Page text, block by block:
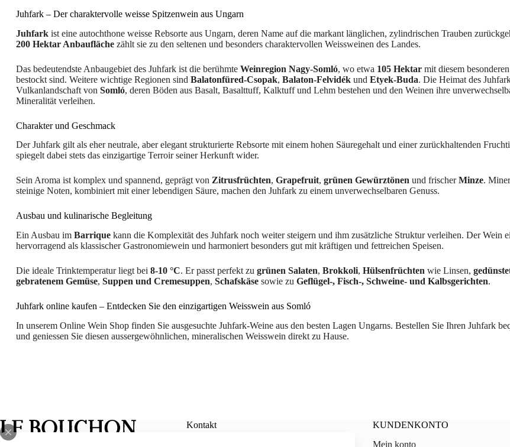
Juhfark – Der charaktervolle weisse Spitzenwein aus Ungarn
Juhfarkist eine autochthone weisse Rebsorte aus Ungarn, deren Name auf die markant länglichen, zylindrischen Trauben
200 Hektar Anbauflächezählt sie zu den seltenen und besonders charaktervollen Weissweinen des Landes.
Das bedeutendste Anbaugebiet des Juhfark ist die berühmte Weinregion Nagy-Somló, wo etwa 105 Hektarmit diesem
bestockt sind. Weitere wichtige Regionen sind Balatonfüred-Csopak, Balaton-Felvidékund Etyek-Buda. Die Heimat des
Vulkanlandschaft von Somló, deren Böden aus Basalt, Basalttuff, Kalktuff und Lehm bestehen und den Weinen ihre
Mineralität verleihen.
Charakter und Geschmack
Der Juhfark gilt als eher neutrale, aber elegant strukturierte Rebsorte mit einem hohen Säuregehalt und einer zurückhaltenden
spiegelt dabei stets das einzigartige Terroir seiner Herkunft wider.
Sein Aroma ist komplex und spannend, geprägt von Zitrusfrüchten, Grapefruit, grünen Gewürztönen und frischerMinze.
steinige Noten, kombiniert mit einer lebendigen Säure, machen den Juhfark zu einem unverwechselbaren Genuss.
Ausbau und kulinarische Begleitung
Ein Ausbau im Barriquekann die Komplexität des Juhfark noch weiter steigern und ihm zusätzliche Struktur verleihen. Der Wein
hervorragend als klassischer Gastronomiewein und harmoniert besonders gut mit kräftigen und fettreichen Speisen.
Die ideale Trinktemperatur liegt bei 8-10 °C. Er passt perfekt zu grünen Salaten, Brokkoli, Hülsenfrüchten wie Linsen,
gebratenem Gemüse, Suppen und Cremesuppen, Schafskäsesowie zu Geflügel-, Fisch-, Schweine- und Kalbsgerichten.
Juhfark online kaufen – Entdecken Sie den einzigartigen Weisswein aus Somló
In unserem Online Wein Shop finden Sie ausgesuchte Juhfark-Weine aus den besten Lagen Ungarns. Bestellen Sie Ihren Juhfark
und geniessen Sie diesen aussergewöhnlichen, mineralischen Weisswein direkt zu Hause.
Kontakt
KUNDENKONTO
Mein konto